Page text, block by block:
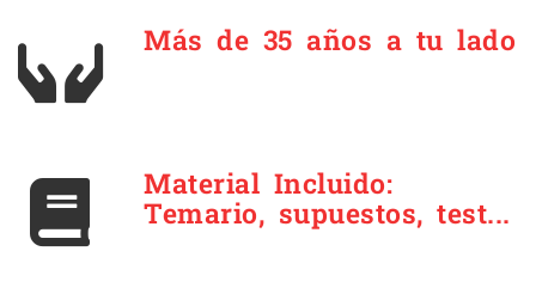
Más de 35 años a tu lado
Material Incluido:
Temario, supuestos, test...